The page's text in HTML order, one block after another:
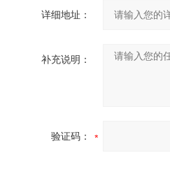
详细地址：
补充说明：
验证码：